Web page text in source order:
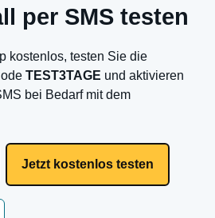
per SMS testen
kostenlos, testen Sie die
TEST3TAGE und aktivieren
bei Bedarf mit dem
Jetzt kostenlos testen